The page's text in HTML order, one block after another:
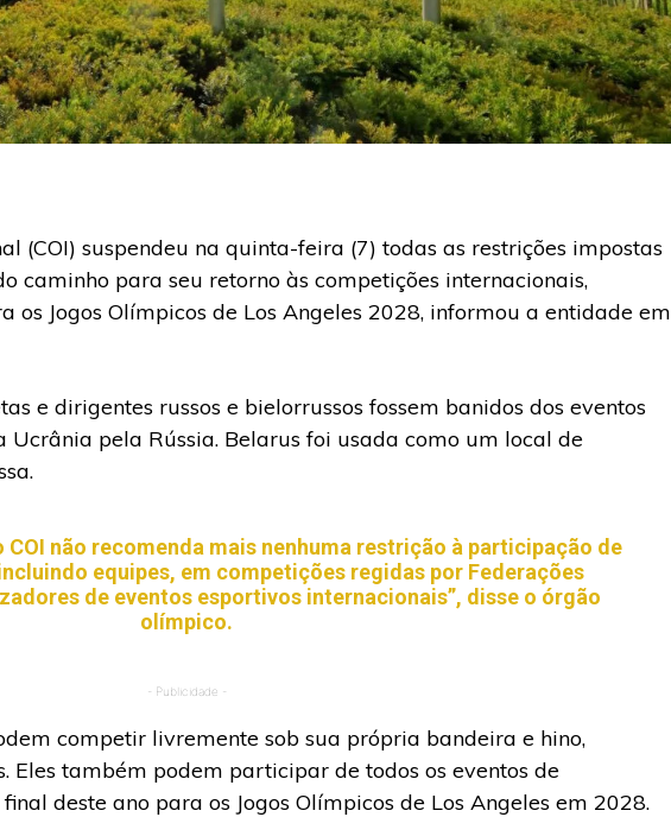
(COI) suspendeu na quinta-feira (7) todas as restrições impostas
caminho para seu retorno às competições internacionais,
os Jogos Olímpicos de Los Angeles 2028, informou a entidade em
e dirigentes russos e bielorrussos fossem banidos dos eventos
Ucrânia pela Rússia. Belarus foi usada como um local de
COI não recomenda mais nenhuma restrição à participação de
equipes, em competições regidas por Federações
de eventos esportivos internacionais”, disse o órgão
olímpico.
- Publicidade -
competir livremente sob sua própria bandeira e hino,
Eles também podem participar de todos os eventos de
deste ano para os Jogos Olímpicos de Los Angeles em 2028.